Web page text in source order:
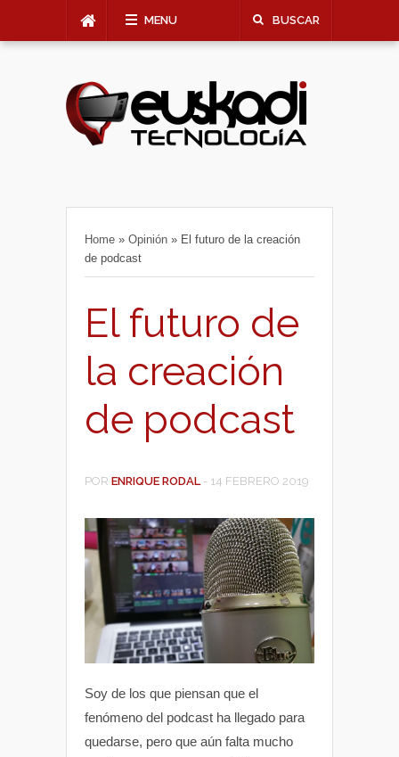
MENU BUSCAR
Home » Opinión » El futuro de la creación
de podcast
El futuro de
la creación
de podcast
POR ENRIQUE RODAL - 14 FEBRERO 2019
Soy de los que piensan que el
fenómeno del podcast ha llegado para
quedarse, pero que aún falta mucho